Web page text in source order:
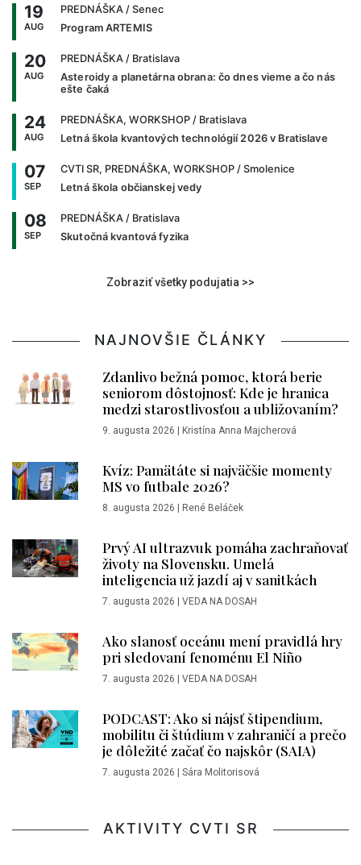
19
AUG
PREDNÁŠKA / Senec
Program ARTEMIS
20
AUG
PREDNÁŠKA / Bratislava
Asteroidy a planetárna obrana: čo dnes vieme a čo nás
ešte čaká
24
AUG
PREDNÁŠKA, WORKSHOP / Bratislava
Letná škola kvantových technológií 2026 v Bratislave
07
SEP
CVTI SR, PREDNÁŠKA, WORKSHOP / Smolenice
Letná škola občianskej vedy
08
SEP
PREDNÁŠKA / Bratislava
Skutočná kvantová fyzika
Zobraziť všetky podujatia >>
NAJNOVŠIE ČLÁNKY
Zdanlivo bežná pomoc, ktorá berie
seniorom dôstojnosť: Kde je hranica
medzi starostlivosťou a ubližovaním?
9. augusta 2026 Kristína Anna Majcherová
Kvíz: Pamätáte si najväčšie momenty
MS vo futbale 2026?
8. augusta 2026 René Beláček
Prvý AI ultrazvuk pomáha zachraňovať
životy na Slovensku. Umelá
inteligencia už jazdí aj v sanitkách
7. augusta 2026 VEDA NA DOSAH
Ako slanosť oceánu mení pravidlá hry
pri sledovaní fenoménu El Niño
7. augusta 2026 VEDA NA DOSAH
PODCAST: Ako si nájsť štipendium,
mobilitu či štúdium v zahraničí a prečo
je dôležité začať čo najskôr (SAIA)
7. augusta 2026 Sára Molitorisová
AKTIVITY CVTI SR